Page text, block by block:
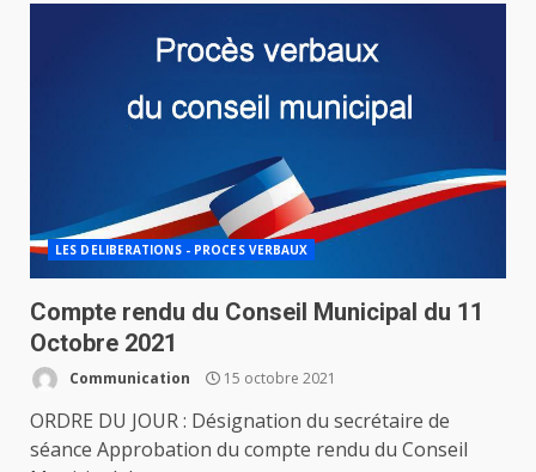
LES DELIBERATIONS - PROCES VERBAUX
Compte rendu du Conseil Municipal du 11
Octobre 2021
Communication 15 octobre 2021
ORDRE DU JOUR : Désignation du secrétaire de
séance Approbation du compte rendu du Conseil